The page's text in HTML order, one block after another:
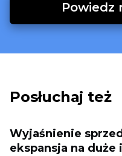
Powiedz
Posłuchaj też
Wyjaśnienie
ekspansja na